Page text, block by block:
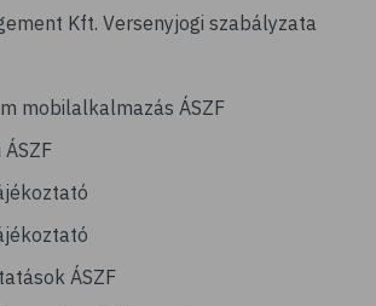
Kft. Versenyjogi szabályzata
mobilalkalmazás ÁSZF
ÁSZF